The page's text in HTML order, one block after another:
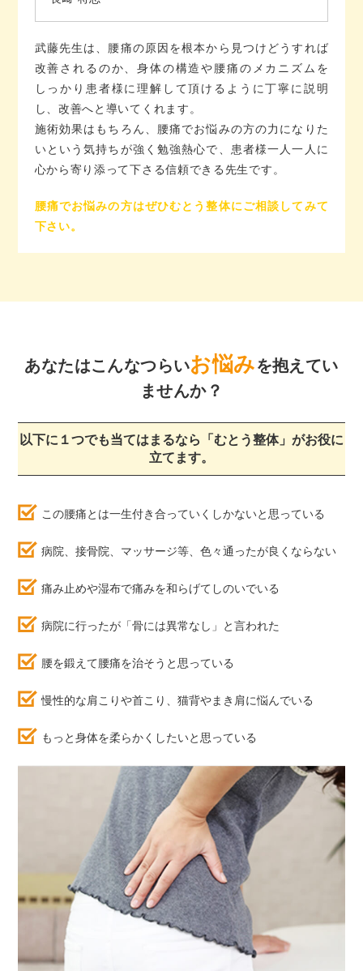
武藤先生は、腰痛の原因を根本から見つけどうすれば
改善されるのか、身体の構造や腰痛のメカニズムを
しっかり患者様に理解して頂けるように丁寧に説明
し、改善へと導いてくれます。
施術効果はもちろん、腰痛でお悩みの方の力になりた
いという気持ちが強く勉強熱心で、患者様一人一人に
心から寄り添って下さる信頼できる先生です。
腰痛でお悩みの方はぜひむとう整体にご相談してみて
下さい。
あなたはこんなつらいお悩みを抱えてい
ませんか？
以下に１つでも当てはまるなら「むとう整体」がお役に
立てます。
この腰痛とは一生付き合っていくしかないと思っている
病院、接骨院、マッサージ等、色々通ったが良くならない
痛み止めや湿布で痛みを和らげてしのいでいる
病院に行ったが「骨には異常なし」と言われた
腰を鍛えて腰痛を治そうと思っている
慢性的な肩こりや首こり、猫背やまき肩に悩んでいる
もっと身体を柔らかくしたいと思っている